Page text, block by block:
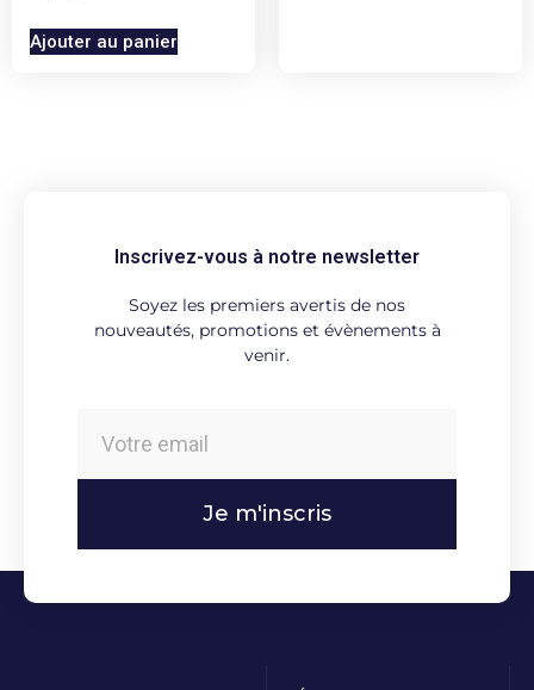
Ajouter au panier
Inscrivez-vous à notre newsletter
Soyez les premiers avertis de nos
nouveautés, promotions et évènements à
venir.
Je m'inscris